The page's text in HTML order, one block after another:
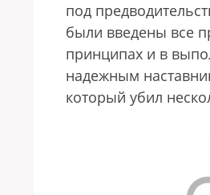
под
были введены все
принципах и в
надежным
который убил